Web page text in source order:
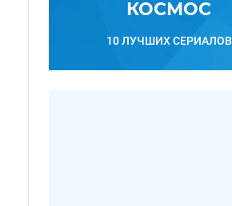
КОСМОС
10 ЛУЧШИХ СЕРИАЛОВ